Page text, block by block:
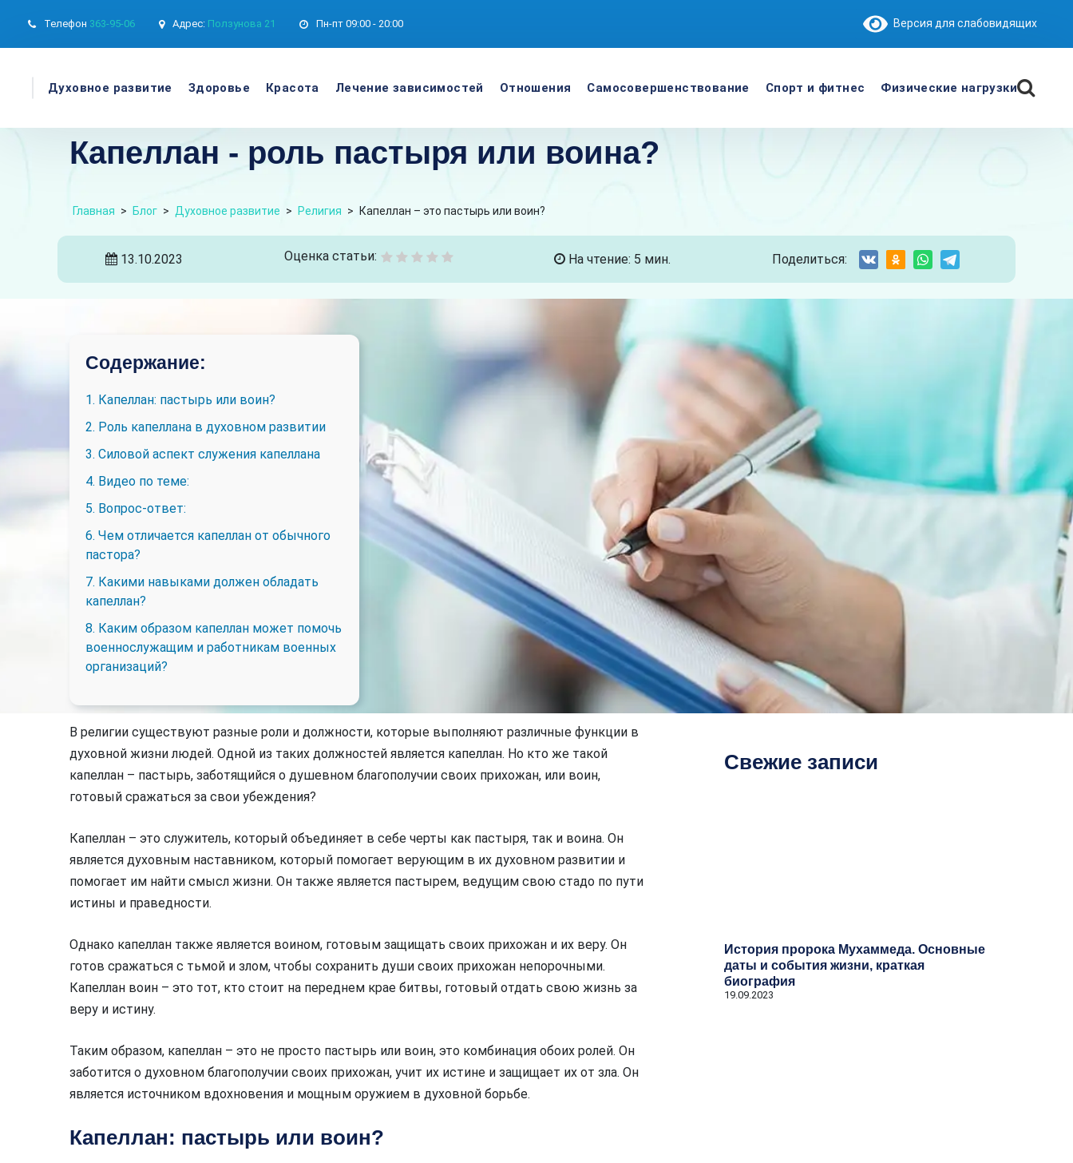
Телефон 363-95-06 Адрес: Ползунова 21 Пн-пт 09:00 - 20:00 Версия для слабовидящих
Духовное развитие Здоровье Красота Лечение зависимостей Отношения Самосовершенствование Спорт и фитнес Физические нагрузки
Капеллан - роль пастыря или воина?
Главная > Блог > Духовное развитие > Религия > Капеллан – это пастырь или воин?
13.10.2023 Оценка статьи: На чтение: 5 мин. Поделиться:
Содержание:
1. Капеллан: пастырь или воин?
2. Роль капеллана в духовном развитии
3. Силовой аспект служения капеллана
4. Видео по теме:
5. Вопрос-ответ:
6. Чем отличается капеллан от обычного
пастора?
7. Какими навыками должен обладать
капеллан?
8. Каким образом капеллан может помочь
военнослужащим и работникам военных
организаций?
В религии существуют разные роли и должности, которые выполняют различные функции в
духовной жизни людей. Одной из таких должностей является капеллан. Но кто же такой
капеллан – пастырь, заботящийся о душевном благополучии своих прихожан, или воин,
готовый сражаться за свои убеждения?
Капеллан – это служитель, который объединяет в себе черты как пастыря, так и воина. Он
является духовным наставником, который помогает верующим в их духовном развитии и
помогает им найти смысл жизни. Он также является пастырем, ведущим свою стадо по пути
истины и праведности.
Однако капеллан также является воином, готовым защищать своих прихожан и их веру. Он
готов сражаться с тьмой и злом, чтобы сохранить души своих прихожан непорочными.
Капеллан воин – это тот, кто стоит на переднем крае битвы, готовый отдать свою жизнь за
веру и истину.
Таким образом, капеллан – это не просто пастырь или воин, это комбинация обоих ролей. Он
заботится о духовном благополучии своих прихожан, учит их истине и защищает их от зла. Он
является источником вдохновения и мощным оружием в духовной борьбе.
Капеллан: пастырь или воин?
Свежие записи
История пророка Мухаммеда. Основные
даты и события жизни, краткая
биография
19.09.2023